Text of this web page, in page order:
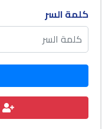
كيو
مزاد
كيو
كيو
كلمة السر